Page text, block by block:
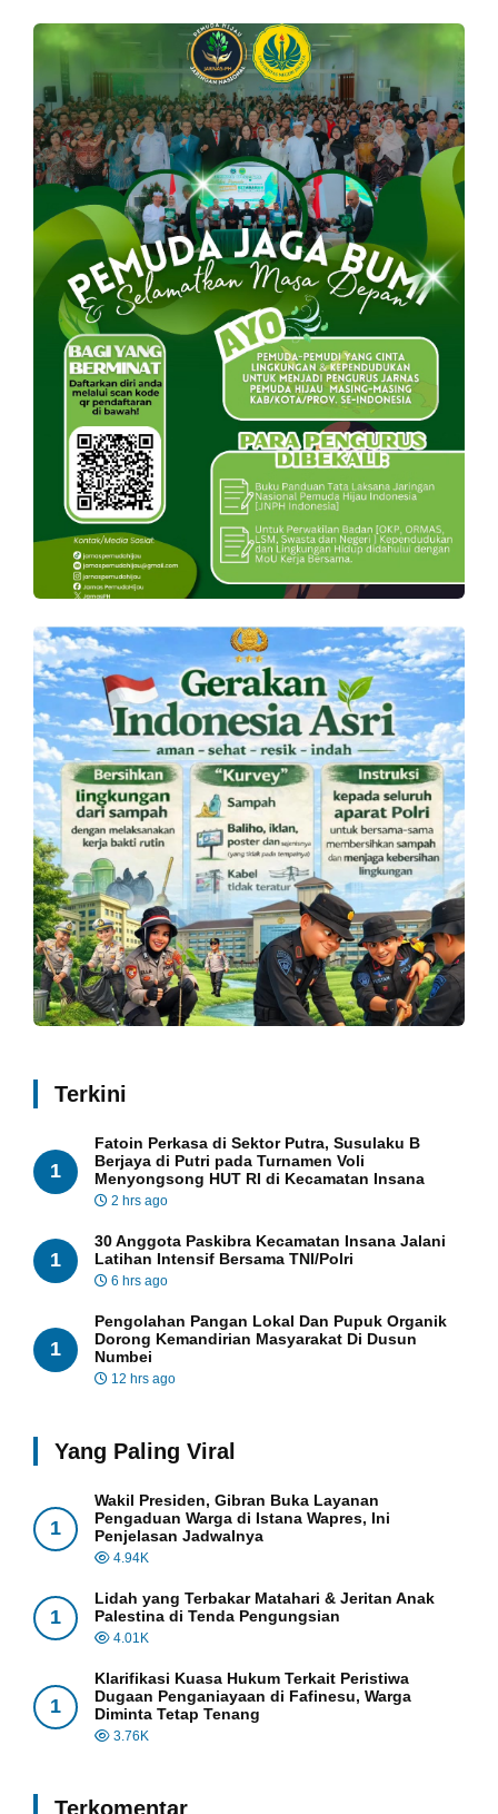
Terkini
1
Fatoin Perkasa di Sektor Putra, Susulaku B
Berjaya di Putri pada Turnamen Voli
Menyongsong HUT RI di Kecamatan Insana
2 hrs ago
1
30 Anggota Paskibra Kecamatan Insana Jalani
Latihan Intensif Bersama TNI/Polri
6 hrs ago
1
Pengolahan Pangan Lokal Dan Pupuk Organik
Dorong Kemandirian Masyarakat Di Dusun
Numbei
12 hrs ago
Yang Paling Viral
1
Wakil Presiden, Gibran Buka Layanan
Pengaduan Warga di Istana Wapres, Ini
Penjelasan Jadwalnya
4.94K
1
Lidah yang Terbakar Matahari & Jeritan Anak
Palestina di Tenda Pengungsian
4.01K
1
Klarifikasi Kuasa Hukum Terkait Peristiwa
Dugaan Penganiayaan di Fafinesu, Warga
Diminta Tetap Tenang
3.76K
Terkomentar